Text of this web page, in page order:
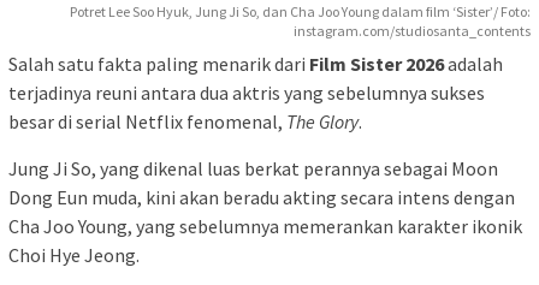
Potret Lee Soo Hyuk, Jung Ji So, dan Cha Joo Young dalam film ‘Sister’/ Foto:
instagram.com/studiosanta_contents
Salah satu fakta paling menarik dari Film Sister 2026adalah
terjadinya reuni antara dua aktris yang sebelumnya sukses
besar di serial Netflix fenomenal, The Glory.
Jung Ji So, yang dikenal luas berkat perannya sebagai Moon
Dong Eun muda, kini akan beradu akting secara intens dengan
Cha Joo Young, yang sebelumnya memerankan karakter ikonik
Choi Hye Jeong.